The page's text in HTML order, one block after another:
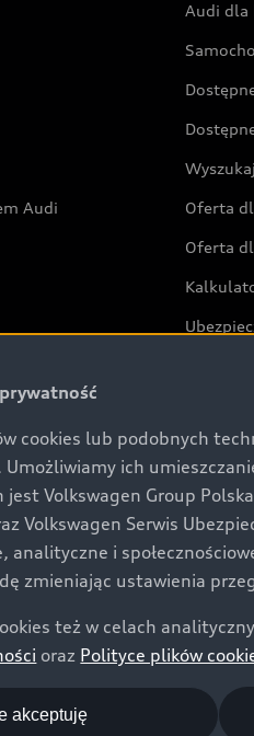
Audi
Audi dla
Oferta
Oferta
Audi
Świat
Audi
Audi
Audi i
cookies lub podobnych
Umożliwiamy ich
jest Volkswagen Group
Volkswagen Serwis
analityczne i
zmieniając ustawienia
też w celach
oraz Polityce plików
akceptuję